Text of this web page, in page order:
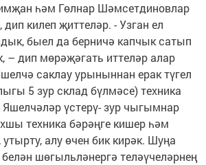
һәм Гөлнар Шәмсетдиновлар
дип килеп җиттеләр. - Узган ел
быел да берничә капчык сатып
– дип мөрәҗәгать иттеләр алар
саклау урыныннан ерак түгел
5 зур склад бүлмәсе) техника
үстерү- зур чыгымнар
техника бәрәңге кишер һәм
алу өчен бик кирәк. Шуңа
шөгыльләнергә теләүчеләрнең